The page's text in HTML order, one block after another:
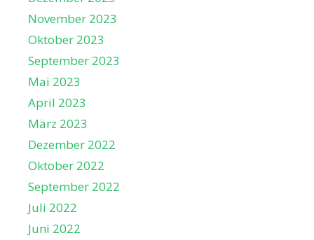
November 2023
Oktober 2023
September 2023
Mai 2023
April 2023
März 2023
Dezember 2022
Oktober 2022
September 2022
Juli 2022
Juni 2022